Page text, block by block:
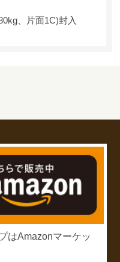
、片面1C)封入
はAmazonマーケッ